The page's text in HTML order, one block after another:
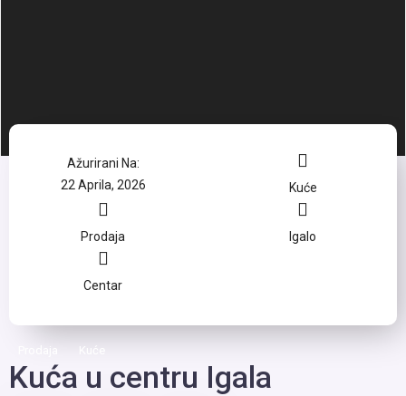
Ažurirani Na:
22 Aprila, 2026
Kuće
Prodaja Igalo
Centar
Prodaja Kuće
Kuća u centru Igala